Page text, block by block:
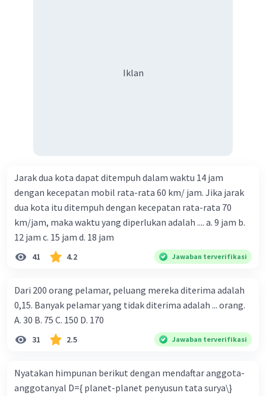
Iklan
Jarak dua kota dapat ditempuh dalam waktu 14 jam
dengan kecepatan mobil rata-rata 60 km/ jam. Jika jarak
dua kota itu ditempuh dengan kecepatan rata-rata 70
km/jam, maka waktu yang diperlukan adalah .... a. 9 jam b.
12 jam c. 15 jam d. 18 jam
41 4.2 Jawaban terverifikasi
Dari 200 orang pelamar, peluang mereka diterima adalah
0,15. Banyak pelamar yang tidak diterima adalah ... orang.
A. 30 B. 75 C. 150 D. 170
31 2.5 Jawaban terverifikasi
Nyatakan himpunan berikut dengan mendaftar anggota-
anggotanyal D={ planet-planet penyusun tata surya\}